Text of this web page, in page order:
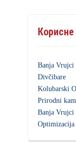
Banja Vrujci
Divčibare
Kolubarski
Prirodni
Banja Vrujci
Optimizacija